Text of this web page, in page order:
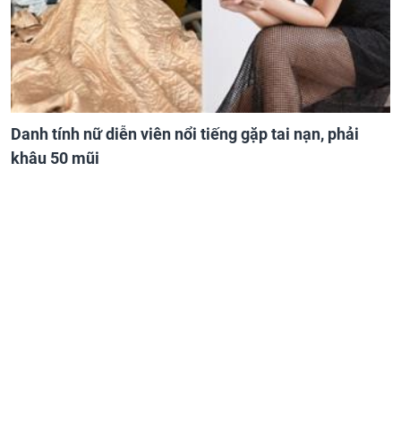
Danh tính nữ diễn viên nổi tiếng gặp tai nạn, phải
khâu 50 mũi